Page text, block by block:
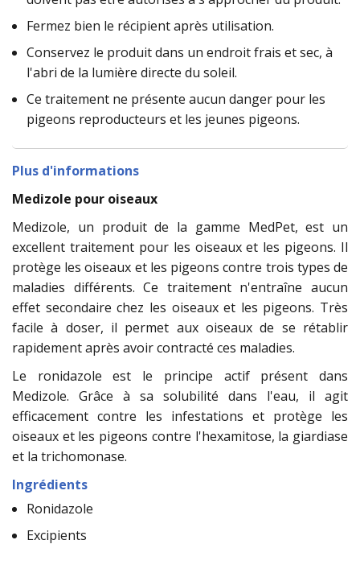
Fermez bien le récipient après utilisation.
Conservez le produit dans un endroit frais et sec, à
l'abri de la lumière directe du soleil.
Ce traitement ne présente aucun danger pour les
pigeons reproducteurs et les jeunes pigeons.
Plus d'informations
Medizole pour oiseaux
Medizole, un produit de la gamme MedPet, est un
excellent traitement pour les oiseaux et les pigeons. Il
protège les oiseaux et les pigeons contre trois types de
maladies différents. Ce traitement n'entraîne aucun
effet secondaire chez les oiseaux et les pigeons. Très
facile à doser, il permet aux oiseaux de se rétablir
rapidement après avoir contracté ces maladies.
Le ronidazole est le principe actif présent dans
Medizole. Grâce à sa solubilité dans l'eau, il agit
efficacement contre les infestations et protège les
oiseaux et les pigeons contre l'hexamitose, la giardiase
et la trichomonase.
Ingrédients
Ronidazole
Excipients